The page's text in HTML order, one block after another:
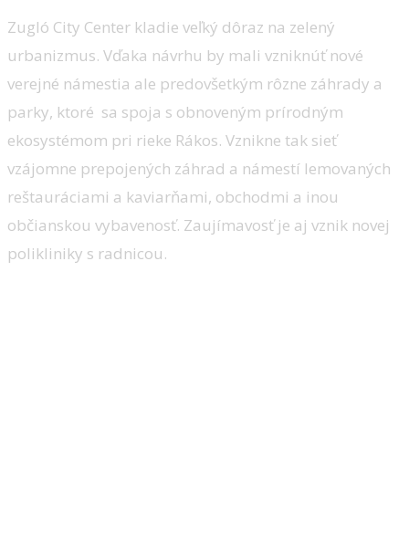
Zugló City Center kladie veľký dôraz na zelený
urbanizmus. Vďaka návrhu by mali vzniknúť nové
verejné námestia ale predovšetkým rôzne záhrady a
parky, ktoré sa spoja s obnoveným prírodným
ekosystémom pri rieke Rákos. Vznikne tak sieť
vzájomne prepojených záhrad a námestí lemovaných
reštauráciami a kaviarňami, obchodmi a inou
občianskou vybavenosť. Zaujímavosť je aj vznik novej
polikliniky s radnicou.